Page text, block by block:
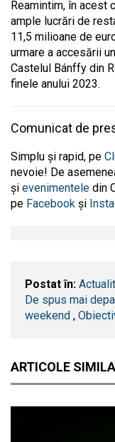
Reamintim, în acest
ample lucrări de
11,5 milioane de
urmare a accesării
Castelul Bánffy din
finele anului 2023.
Comunicat de
Simplu și rapid, pe
nevoie! De
și evenimentele din
pe Facebook și
Postat în:
De spus mai
weekend ,
ARTICOLE